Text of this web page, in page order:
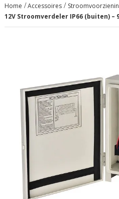
Home Accessoires
12V Stroomverdeler IP66 (buiten) –
afbeeldingen-